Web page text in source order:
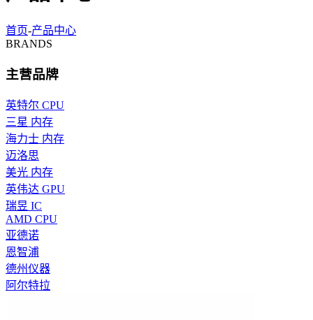
首页-产品中心
BRANDS
主营品牌
英特尔 CPU
三星 内存
海力士 内存
迈洛思
美光 内存
英伟达 GPU
瑞昱 IC
AMD CPU
亚德诺
恩智浦
德州仪器
阿尔特拉